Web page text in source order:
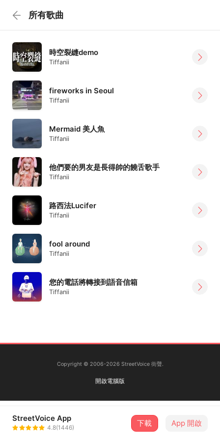
所有歌曲
時空裂縫demo
Tiffanii
fireworks in Seoul
Tiffanii
Mermaid 美人魚
Tiffanii
他們要的男友是長得帥的饒舌歌手
Tiffanii
路西法Lucifer
Tiffanii
fool around
Tiffanii
您的電話將轉接到語音信箱
Tiffanii
Copyright © 2006-2026 StreetVoice 街聲.
開啟電腦版
StreetVoice App
4.8(1446) 下載 App 開啟